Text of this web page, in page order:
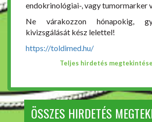
endokrinológiai-, vagy tumormarker
Ne várakozzon hónapokig,
kivizsgálását kész lelettel!
https://toldimed.hu/
Teljes hirdetés megtekintése
ÖSSZES HIRDETÉS